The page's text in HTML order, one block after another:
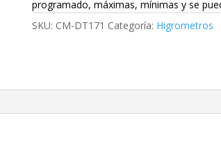
programado, máximas, mínimas y se
SKU: CM-DT171 Categoría: Higrometros